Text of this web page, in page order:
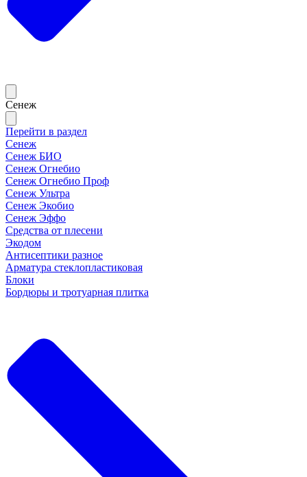
Сенеж
Перейти в раздел
Сенеж
Сенеж БИО
Сенеж Огнебио
Сенеж Огнебио Проф
Сенеж Ультра
Сенеж Экобио
Сенеж Эффо
Средства от плесени
Экодом
Антисептики разное
Арматура стеклопластиковая
Блоки
Бордюры и тротуарная плитка